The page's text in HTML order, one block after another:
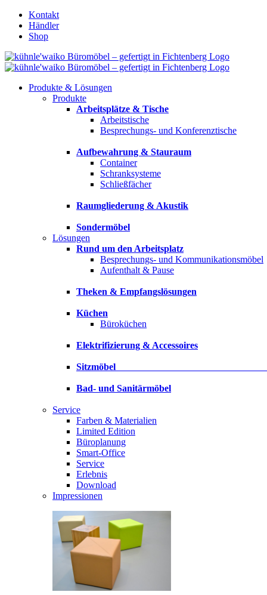
Zum
Inhalt
springen
Kontakt
Händler
Shop
Produkte & Lösungen
Produkte
Arbeitsplätze & Tische
Arbeitstische
Besprechungs- und Konferenztische
Aufbewahrung & Stauraum
Container
Schranksysteme
Schließfächer
Raumgliederung & Akustik
Sondermöbel
Lösungen
Rund um den Arbeitsplatz
Besprechungs- und Kommunikationsmöbel
Aufenthalt & Pause
Theken & Empfangslösungen
Küchen
Büroküchen
Elektrifizierung & Accessoires
Bad- und Sanitärmöbel
Service
Farben & Materialien
Limited Edition
Büroplanung
Smart-Office
Service
Erlebnis
Download
Impressionen